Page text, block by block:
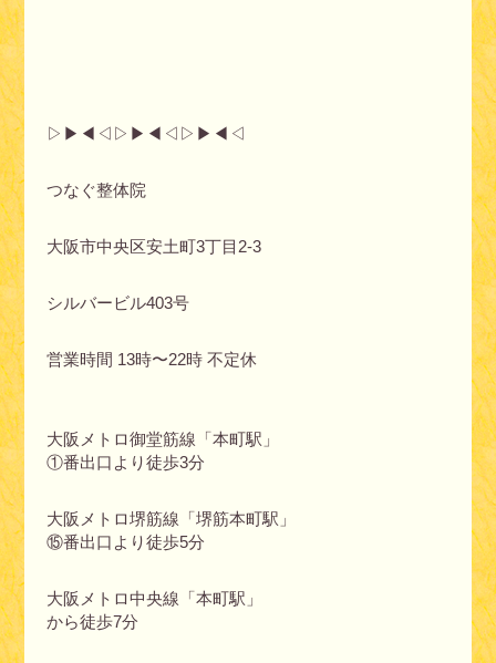
▷▶︎◀︎◁▷▶︎◀︎◁▷▶︎◀︎◁
つなぐ整体院
大阪市中央区安土町3丁目2-3
シルバービル403号
営業時間 13時〜22時 不定休
大阪メトロ御堂筋線「本町駅」
①番出口より徒歩3分
大阪メトロ堺筋線「堺筋本町駅」
⑮番出口より徒歩5分
大阪メトロ中央線「本町駅」
から徒歩7分